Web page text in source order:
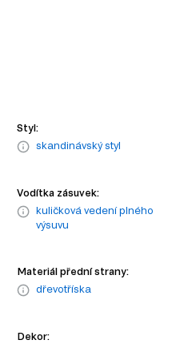
Styl:
skandinávský styl
Vodítka zásuvek:
kuličková vedení plného
výsuvu
Materiál přední strany:
dřevotříska
Dekor: